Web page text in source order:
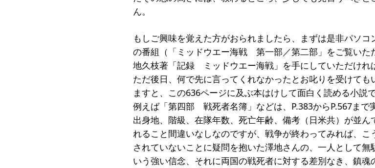
ん。
もしご興味を覚えた方がおられましたら、まずは是非パソ
の番組（「ミッドウエー海戦 第一部／第二部」をご覧いた
地久枝著「記録 ミッドウエー海戦」を手にしていただけれ
ただ後日、何で先に言ってくれなかったとお叱りを受けて
ますと、この636ページに及ぶ本はけして面白く読める小説
例えば「第四部 戦死者名簿」などは、P.383からP.567まで
出身地、階級、在隊年数、死亡年齢、備考（日米共）が並
れること間違いなしなのですが、戦争が終わってみれば、
されていないことに疑問を抱いた澤地さんの、一人として
いう強い信念、それに両国の戦死者に対する差別なき、鎮